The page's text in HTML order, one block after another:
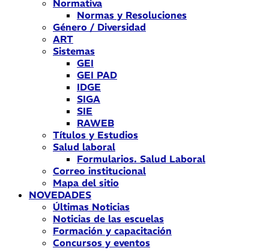
Normativa
Normas y Resoluciones
Género / Diversidad
ART
Sistemas
GEI
GEI PAD
IDGE
SIGA
SIE
RAWEB
Títulos y Estudios
Salud laboral
Formularios. Salud Laboral
Correo institucional
Mapa del sitio
NOVEDADES
Últimas Noticias
Noticias de las escuelas
Formación y capacitación
Concursos y eventos